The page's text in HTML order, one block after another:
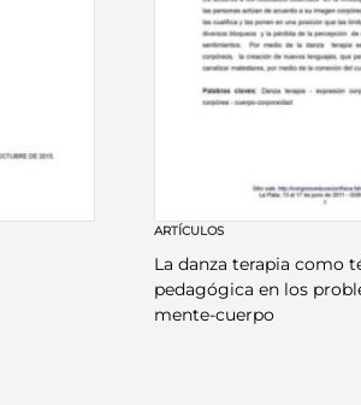
ARTÍCULOS
La danza terapia como
pedagógica en los
mente-cuerpo